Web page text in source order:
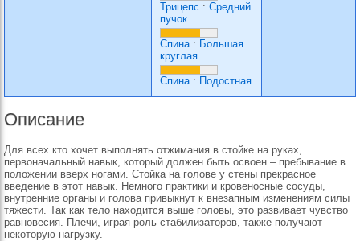
Трицепс : Средний
пучок
Спина: Большая
круглая
Спина: Подостная
Описание
Для всех кто хочет выполнять отжимания в стойке на руках,
первоначальный навык, который должен быть освоен – пребывание в
положении вверх ногами. Стойка на голове у стены прекрасное
введение в этот навык. Немного практики и кровеносные сосуды,
внутренние органы и голова привыкнут к внезапным изменениям силы
тяжести. Так как тело находится выше головы, это развивает чувство
равновесия. Плечи, играя роль стабилизаторов, также получают
некоторую нагрузку.